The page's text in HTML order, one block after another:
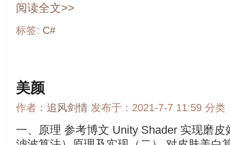
阅读全文>>
标签: C#
美颜
作者： 追风剑情 发布于：2021-7-7 11:59 分类
一、原理 参考博文 Unity Shader 实现磨